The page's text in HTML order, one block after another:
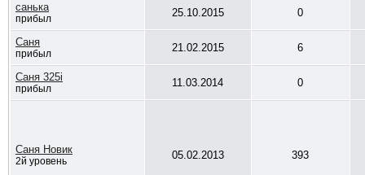
санька
прибыл 25.10.2015 0
Саня
прибыл 21.02.2015 6
Саня 325i
прибыл 11.03.2014 0
Саня Новик
2й уровень 05.02.2013 393